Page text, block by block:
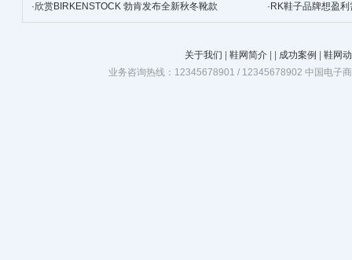
式发售！
·欣赏BIRKENSTOCK 勃肯发布全新秋冬靴款 · RK鞋子品牌想盈
关于我们 鞋网简介 成功案例
鞋网
业务咨询热线：12345678901 / 12345678902 中国电子